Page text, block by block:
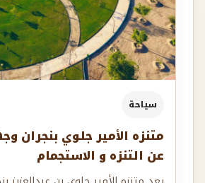
سياحة
متنزه الأمير جلوي بنجران
عن التنزه و الاستجمام